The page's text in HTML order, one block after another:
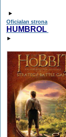
►
Oficialan strona
HUMBROL
►